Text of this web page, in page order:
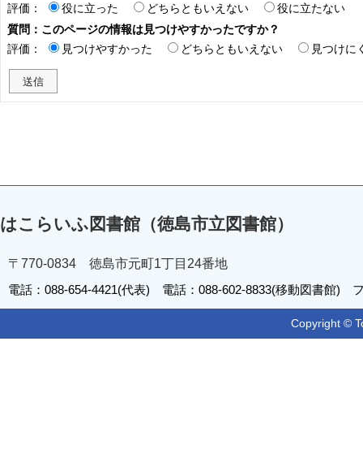
評価：
役に立った どちらともいえない
役に立たない
質問：このページの情報は見つけやすかったですか？
評価：
見つけやすかった どちらともいえない 見つけに
はこらいふ図書館（徳島市立図書館）
〒770-0834 徳島市元町1丁目24番地
電話：088-654-4421(代表) 電話：088-602-8833(移動図書館)
Copyright ©